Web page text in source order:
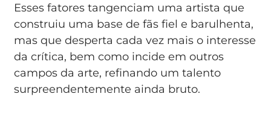
Esses fatores tangenciam uma artista que
construiu uma base de fãs fiel e barulhenta,
mas que desperta cada vez mais o interesse
da crítica, bem como incide em outros
campos da arte, refinando um talento
surpreendentemente ainda bruto.